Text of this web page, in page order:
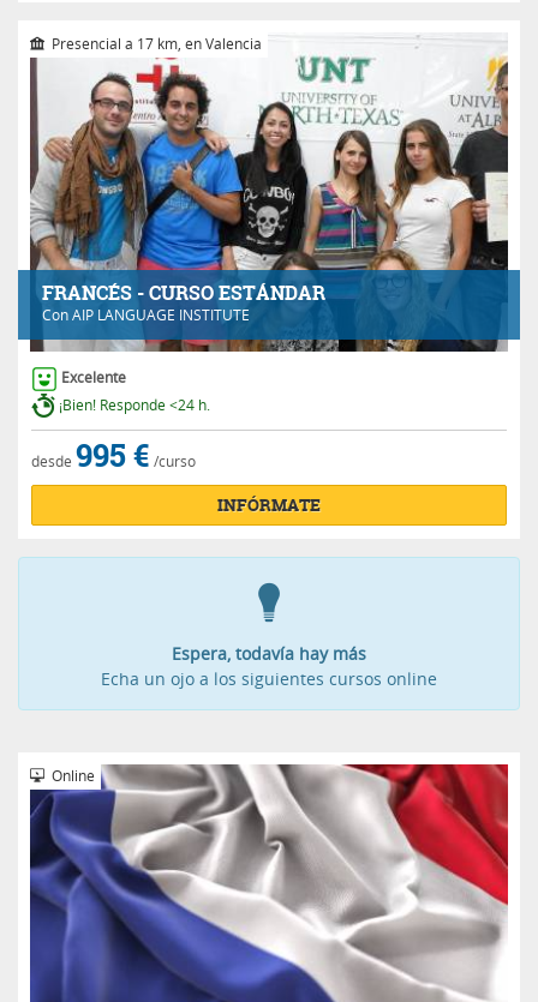
FRANCÉS - CURSO ESTÁNDAR
ConAIP LANGUAGE INSTITUTE
Presencial a 17 km, en Valencia
Excelente
¡Bien! Responde <24 h.
desde 995 € /curso
INFÓRMATE
Espera, todavía hay más
Echa un ojo a los siguientes cursos online
Online